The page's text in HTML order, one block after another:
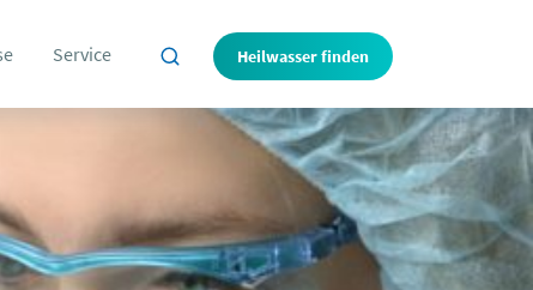
Service Heilwasser finden